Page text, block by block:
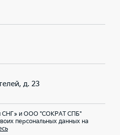
д. 23
СНГ» и ООО "СОКРАТ СПБ"
персональных данных на